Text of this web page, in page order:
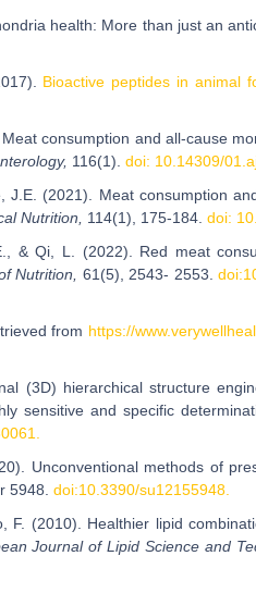
health: More than just an
Bioactive peptides in animal
consumption and all-cause
116(1). doi: 10.14309/
(2021). Meat consumption
Nutrition, 114(1), 175-184. doi:
& Qi, L. (2022). Red meat
Nutrition, 61(5), 2543- 2553.
from https://
(3D) hierarchical structure
sensitive and specific
Unconventional methods of
5948. doi:10.3390/su12155948.
F. (2010). Healthier lipid
Journal of Lipid Science and